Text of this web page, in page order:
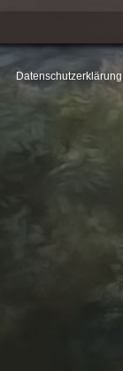
Datenschutzerklärung